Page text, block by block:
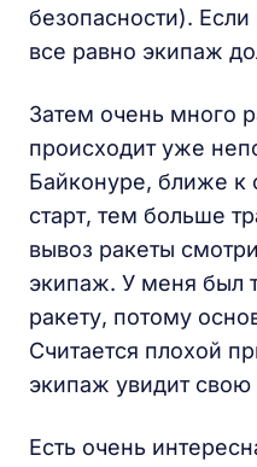
безопасности). Если
все равно экипаж
Затем очень много
происходит уже
Байконуре, ближе к
старт, тем больше
вывоз ракеты
экипаж. У меня был
ракету, потому
Считается плохой
экипаж увидит свою
Есть очень